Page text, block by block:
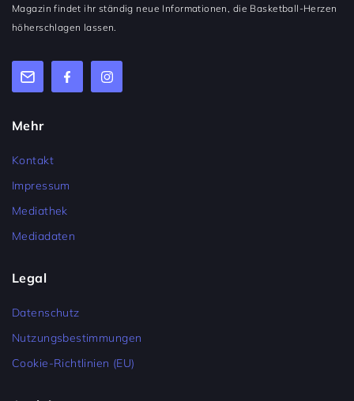
Magazin findet ihr ständig neue Informationen, die Basketball-Herzen
höherschlagen lassen.
Mehr
Kontakt
Impressum
Mediathek
Mediadaten
Legal
Datenschutz
Nutzungsbestimmungen
Cookie-Richtlinien (EU)